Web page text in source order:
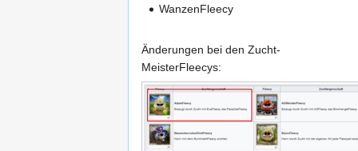
WanzenFleecy
Änderungen bei den Zucht-
MeisterFleecys: